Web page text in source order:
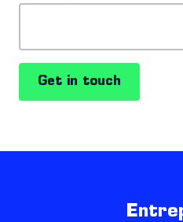
Get in touch